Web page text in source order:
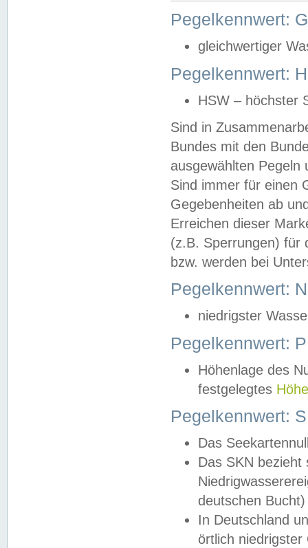
Pegelkennwert:
gleichwertiger
Pegelkennwert:
HSW – höchster
Sind in
Bundes mit den
ausgewählten
Sind immer für einen
Gegebenheiten ab
Erreichen dieser
(z.B. Sperrungen) für
bzw. werden bei
Pegelkennwert:
niedrigster
Pegelkennwert:
Höhenlage des
festgelegtes
Pegelkennwert:
Das
Das SKN
deutschen
In Deutschland
örtlich